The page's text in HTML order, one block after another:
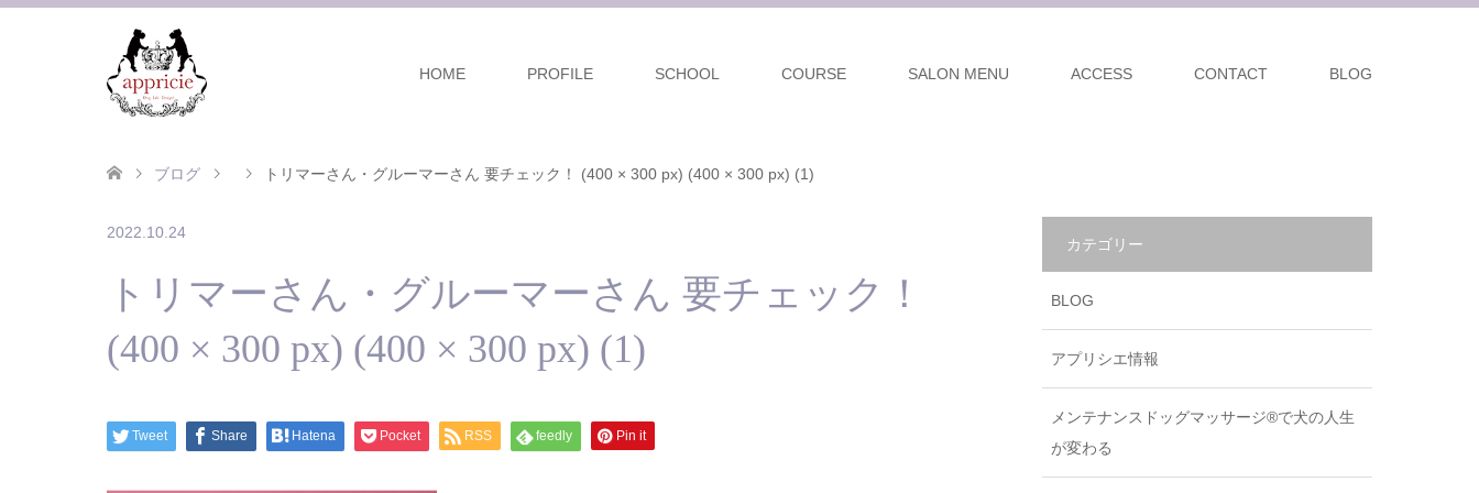
HOME PROFILE SCHOOL COURSE SALON MENU ACCESS CONTACT BLOG
ブログ トリマーさん・グルーマーさん 要チェック！ (400 × 300 px) (400 × 300 px) (1)
2022.10.24
トリマーさん・グルーマーさん 要チェック！
(400 × 300 px) (400 × 300 px) (1)
Tweet Share Hatena Pocket RSS feedly Pin it
カテゴリー
BLOG
アプリシエ情報
メンテナンスドッグマッサージ®で犬の人生
が変わる